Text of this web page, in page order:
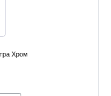
Хром